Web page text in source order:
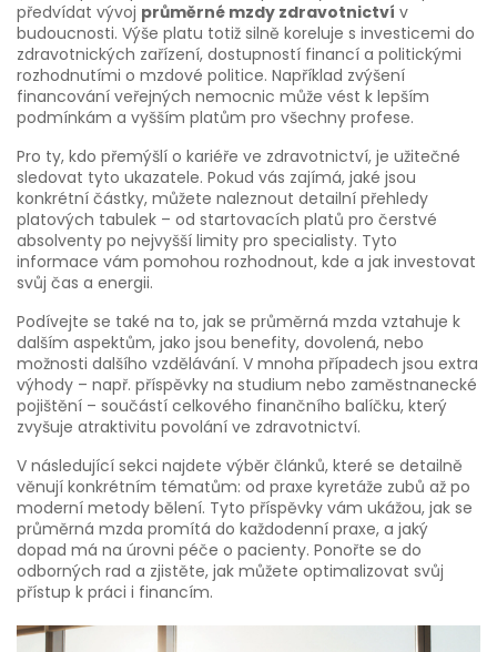
předvídat vývoj průměrné mzdy zdravotnictví v
budoucnosti. Výše platu totiž silně koreluje s investicemi do
zdravotnických zařízení, dostupností financí a politickými
rozhodnutími o mzdové politice. Například zvýšení
financování veřejných nemocnic může vést k lepším
podmínkám a vyšším platům pro všechny profese.
Pro ty, kdo přemýšlí o kariéře ve zdravotnictví, je užitečné
sledovat tyto ukazatele. Pokud vás zajímá, jaké jsou
konkrétní částky, můžete naleznout detailní přehledy
platových tabulek – od startovacích platů pro čerstvé
absolventy po nejvyšší limity pro specialisty. Tyto
informace vám pomohou rozhodnout, kde a jak investovat
svůj čas a energii.
Podívejte se také na to, jak se průměrná mzda vztahuje k
dalším aspektům, jako jsou benefity, dovolená, nebo
možnosti dalšího vzdělávání. V mnoha případech jsou extra
výhody – např. příspěvky na studium nebo zaměstnanecké
pojištění – součástí celkového finančního balíčku, který
zvyšuje atraktivitu povolání ve zdravotnictví.
V následující sekci najdete výběr článků, které se detailně
věnují konkrétním tématům: od praxe kyretáže zubů až po
moderní metody bělení. Tyto příspěvky vám ukážou, jak se
průměrná mzda promítá do každodenní praxe, a jaký
dopad má na úrovni péče o pacienty. Ponořte se do
odborných rad a zjistěte, jak můžete optimalizovat svůj
přístup k práci i financím.